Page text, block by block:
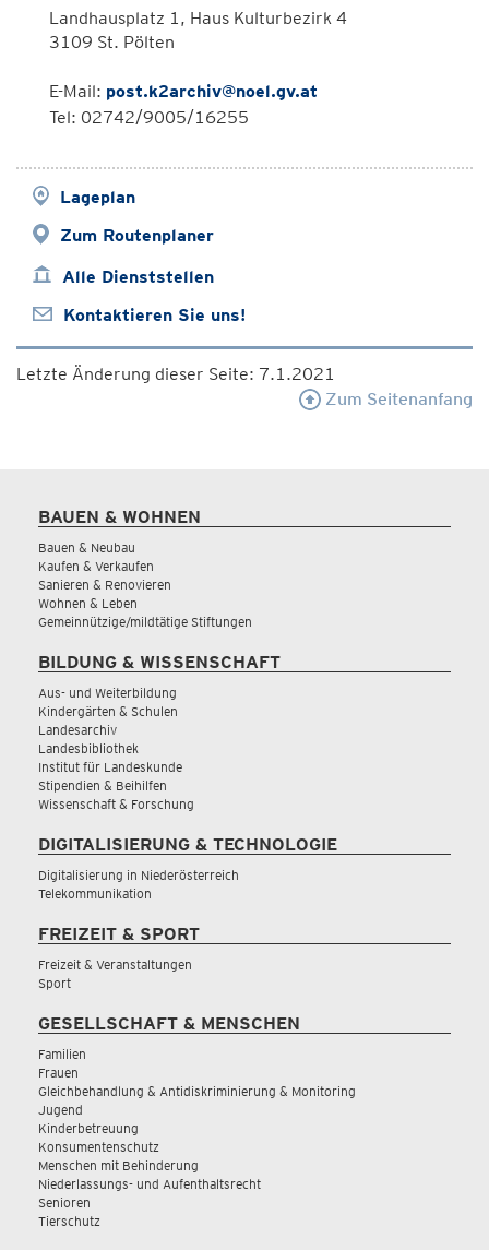
Landhausplatz 1, Haus Kulturbezirk 4
3109 St. Pölten
E-Mail: post.k2archiv@noel.gv.at
Tel: 02742/9005/16255
Lageplan
Zum Routenplaner
Alle Dienststellen
Kontaktieren Sie uns!
Letzte Änderung dieser Seite: 7.1.2021
Zum Seitenanfang
BAUEN & WOHNEN
Bauen & Neubau
Kaufen & Verkaufen
Sanieren & Renovieren
Wohnen & Leben
Gemeinnützige/mildtätige Stiftungen
BILDUNG & WISSENSCHAFT
Aus- und Weiterbildung
Kindergärten & Schulen
Landesarchiv
Landesbibliothek
Institut für Landeskunde
Stipendien & Beihilfen
Wissenschaft & Forschung
DIGITALISIERUNG & TECHNOLOGIE
Digitalisierung in Niederösterreich
Telekommunikation
FREIZEIT & SPORT
Freizeit & Veranstaltungen
Sport
GESELLSCHAFT & MENSCHEN
Familien
Frauen
Gleichbehandlung & Antidiskriminierung & Monitoring
Jugend
Kinderbetreuung
Konsumentenschutz
Menschen mit Behinderung
Niederlassungs- und Aufenthaltsrecht
Senioren
Tierschutz